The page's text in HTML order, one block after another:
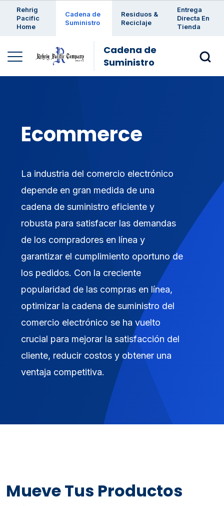
Rehrig
Pacific
Home
Cadena de
Suministro
Residuos &
Reciclaje
Entrega
Directa En
Tienda
Cadena de
Suministro
Ecommerce
La industria del comercio electrónico
depende en gran medida de una
cadena de suministro eficiente y
robusta para satisfacer las demandas
de los compradores en línea y
garantizar el cumplimiento oportuno de
los pedidos. Con la creciente
popularidad de las compras en línea,
optimizar la cadena de suministro del
comercio electrónico se ha vuelto
crucial para mejorar la satisfacción del
cliente, reducir costos y obtener una
ventaja competitiva.
Mueve Tus Productos